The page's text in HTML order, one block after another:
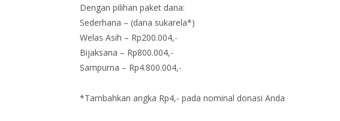
Dengan pilihan paket dana:
Sederhana – (dana sukarela*)
Welas Asih – Rp200.004,-
Bijaksana – Rp800.004,-
Sampurna – Rp4.800.004,-
*Tambahkan angka Rp4,- pada nominal donasi Anda